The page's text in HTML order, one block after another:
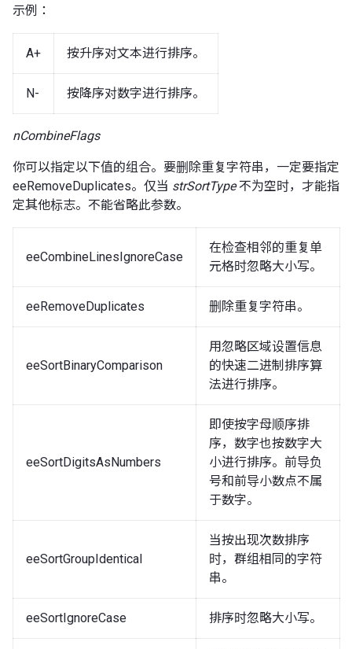
示例：
A+ 按升序对文本进行排序。
N- 按降序对数字进行排序。
nCombineFlags
你可以指定以下值的组合。要删除重复字符串，一定要指定
eeRemoveDuplicates。仅当 strSortType不为空时，才能指
定其他标志。不能省略此参数。
eeCombineLinesIgnoreCase
在检查相邻的重复单
元格时忽略大小写。
eeRemoveDuplicates 删除重复字符串。
eeSortBinaryComparison
用忽略区域设置信息
的快速二进制排序算
法进行排序。
eeSortDigitsAsNumbers
即使按字母顺序排
序，数字也按数字大
小进行排序。前导负
号和前导小数点不属
于数字。
eeSortGroupIdentical
当按出现次数排序
时，群组相同的字符
串。
eeSortIgnoreCase 排序时忽略大小写。